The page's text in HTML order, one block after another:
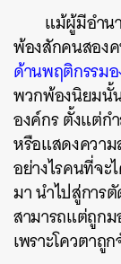
แม้ผู้มีอำน
พ้องสักคนสอง
ด้านพฤติกรรม
พวกพ้องนิยมนั้
องค์กร ตั้งแต่ก
หรือแสดงความ
อย่างไรคนที่จ
มา นำไปสู่การ
สามารถแต่ถูกม
เพราะโควตาถู